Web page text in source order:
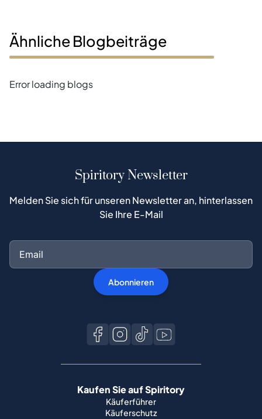
Ähnliche Blogbeiträge
Error loading blogs
Spiritory Newsletter
Melden Sie sich für unseren Newsletter an, hinterlassen
Sie Ihre E-Mail
Abonnieren
Kaufen Sie auf Spiritory
Käuferführer
Käuferschutz